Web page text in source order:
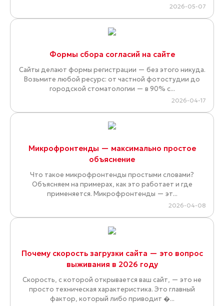
2026-05-07
Формы сбора согласий на сайте
Сайты делают формы регистрации — без этого никуда.
Возьмите любой ресурс: от частной фотостудии до
городской стоматологии — в 90% с...
2026-04-17
Микрофронтенды — максимально простое
объяснение
Что такое микрофронтенды простыми словами?
Объясняем на примерах, как это работает и где
применяется. Микрофронтенды — эт...
2026-04-08
Почему скорость загрузки сайта — это вопрос
выживания в 2026 году
Скорость, с которой открывается ваш сайт, — это не
просто техническая характеристика. Это главный
фактор, который либо приводит �...